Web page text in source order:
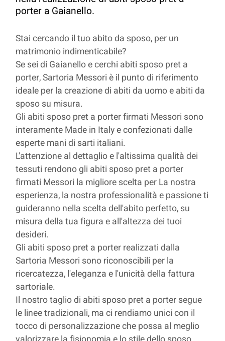
porter a Gaianello.
Stai cercando il tuo abito da sposo, per un
matrimonio indimenticabile?
Se sei di Gaianello e cerchi abiti sposo pret a
porter, Sartoria Messori è il punto di riferimento
ideale per la creazione di abiti da uomo e abiti da
sposo su misura.
Gli abiti sposo pret a porter firmati Messori sono
interamente Made in Italy e confezionati dalle
esperte mani di sarti italiani.
L'attenzione al dettaglio e l'altissima qualità dei
tessuti rendono gli abiti sposo pret a porter
firmati Messori la migliore scelta per La nostra
esperienza, la nostra professionalità e passione ti
guideranno nella scelta dell'abito perfetto, su
misura della tua figura e all'altezza dei tuoi
desideri.
Gli abiti sposo pret a porter realizzati dalla
Sartoria Messori sono riconoscibili per la
ricercatezza, l'eleganza e l'unicità della fattura
sartoriale.
Il nostro taglio di abiti sposo pret a porter segue
le linee tradizionali, ma ci rendiamo unici con il
tocco di personalizzazione che possa al meglio